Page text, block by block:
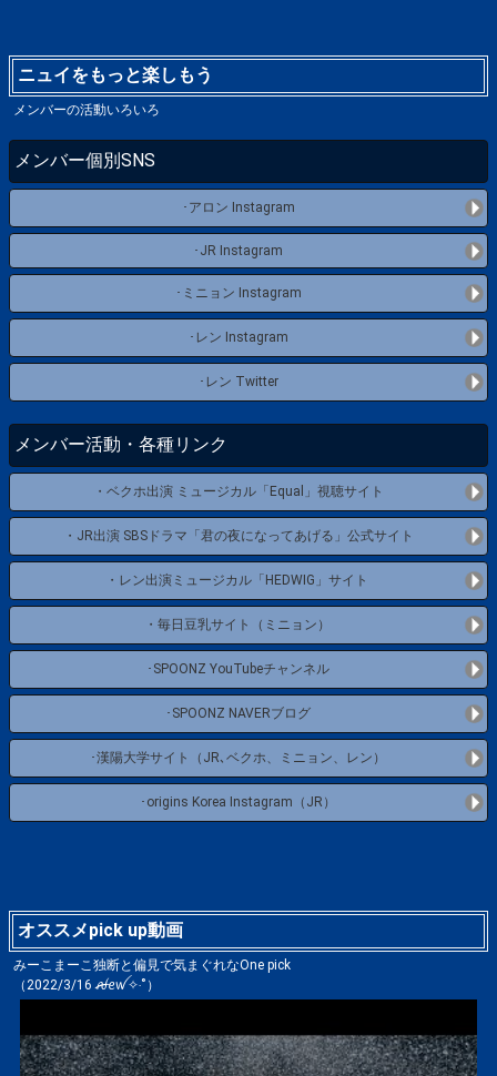
ニュイをもっと楽しもう
メンバーの活動いろいろ
メンバー個別SNS
･アロン Instagram
･JR Instagram
･ミニョン Instagram
･レン Instagram
･レン Twitter
メンバー活動・各種リンク
・ベクホ出演 ミュージカル「Equal」視聴サイト
・JR出演 SBSドラマ「君の夜になってあげる」公式サイト
・レン出演ミュージカル「HEDWIG」サイト
・毎日豆乳サイト（ミニョン）
･SPOONZ YouTubeチャンネル
･SPOONZ NAVERブログ
･漢陽大学サイト（JR､ベクホ、ミニョン、レン）
･origins Korea Instagram（JR）
オススメpick up動画
みーこまーこ独断と偏見で気まぐれなOne pick
（2022/3/16 ꫛꫀꪝ✧‧˚）